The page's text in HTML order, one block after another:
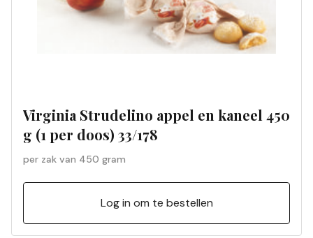
Virginia Strudelino appel en kaneel 450
g (1 per doos) 33/178
per zak van 450 gram
Log in om te bestellen